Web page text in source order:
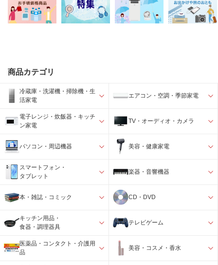
商品カテゴリ
冷蔵庫・洗濯機・掃除機・生
活家電
エアコン・空調・季節家電
電子レンジ・炊飯器・キッチ
ン家電
TV・オーディオ・カメラ
パソコン・周辺機器 美容・健康家電
スマートフォン・
タブレット
楽器・音響機器
本・雑誌・コミック CD・DVD
キッチン用品・
食器・調理器具
テレビゲーム
医薬品・コンタクト・介護用
品
美容・コスメ・香水